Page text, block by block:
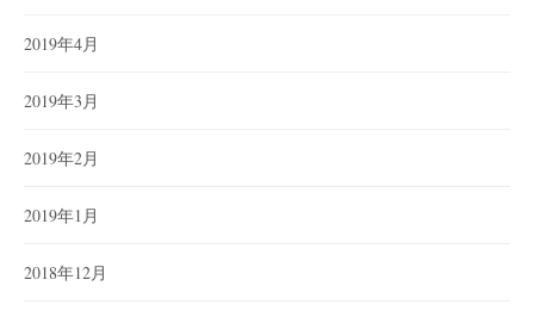
2019年4月
2019年3月
2019年2月
2019年1月
2018年12月